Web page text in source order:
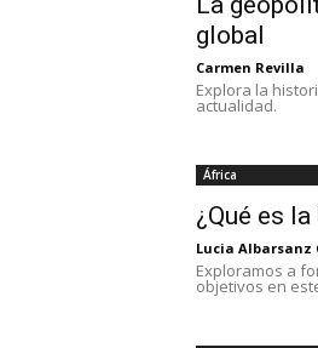
global
Carmen Revilla
Explora la
actualidad.
África
¿Qué es
Lucia Albarsanz
Exploramos a
objetivos en